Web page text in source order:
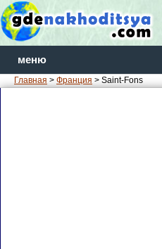
меню
Главная > Франция > Saint-Fons